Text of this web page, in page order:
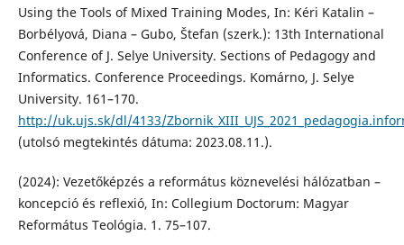
Using the Tools of Mixed Training Modes, In: Kéri Katalin –
Borbélyová, Diana – Gubo, Štefan (szerk.): 13th International
Conference of J. Selye University. Sections of Pedagogy and
Informatics. Conference Proceedings. Komárno, J. Selye
University. 161–170.
http://uk.ujs.sk/dl/4133/
(utolsó megtekintés dátuma: 2023.08.11.).
(2024): Vezetőképzés a református köznevelési hálózatban –
koncepció és reflexió, In: Collegium Doctorum: Magyar
Református Teológia. 1. 75–107.